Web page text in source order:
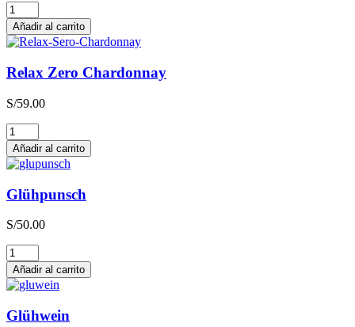
Relax
Zero
Sauvignon
Blanc
cantidad
Añadir al carrito
Relax Zero Chardonnay
S/59.00
Relax
Zero
Chardonnay
cantidad
Añadir al carrito
Glühpunsch
S/50.00
Glühpunsch
cantidad
Añadir al carrito
Glühwein